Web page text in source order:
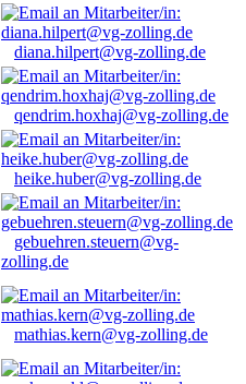
diana.hilpert@vg-zolling.de
qendrim.hoxhaj@vg-zolling.de
heike.huber@vg-zolling.de
gebuehren.steuern@vg-
zolling.de
mathias.kern@vg-zolling.de